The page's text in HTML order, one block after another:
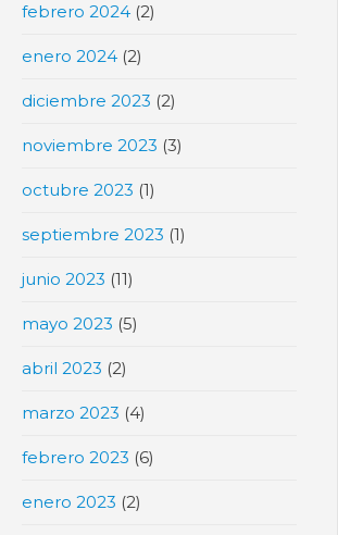
febrero 2024(2)
enero 2024(2)
diciembre 2023 (2)
noviembre 2023 (3)
octubre 2023 (1)
septiembre 2023 (1)
junio 2023 (11)
mayo 2023 (5)
abril 2023 (2)
marzo 2023 (4)
febrero 2023 (6)
enero 2023 (2)